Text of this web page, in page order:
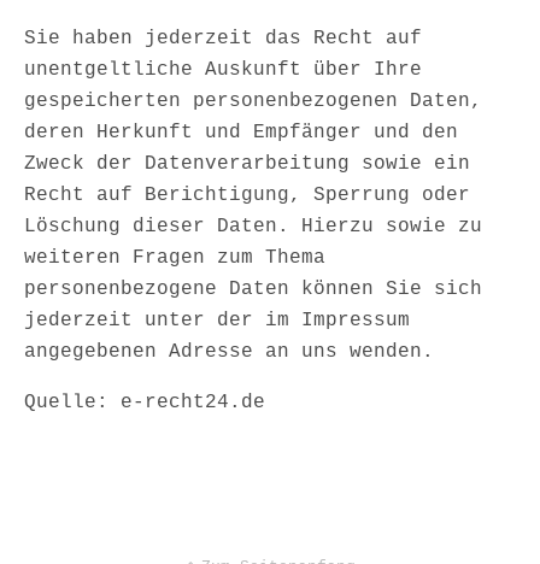
Sie haben jederzeit das Recht auf
unentgeltliche Auskunft über Ihre
gespeicherten personenbezogenen Daten,
deren Herkunft und Empfänger und den
Zweck der Datenverarbeitung sowie ein
Recht auf Berichtigung, Sperrung oder
Löschung dieser Daten. Hierzu sowie zu
weiteren Fragen zum Thema
personenbezogene Daten können Sie sich
jederzeit unter der im Impressum
angegebenen Adresse an uns wenden.
Quelle: e-recht24.de